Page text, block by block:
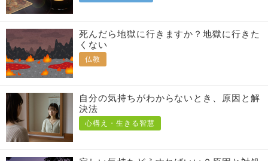
死んだら地獄に行きますか？地獄に行きた
くない
仏教
自分の気持ちがわからないとき、原因と解
決法
心構え・生きる智慧